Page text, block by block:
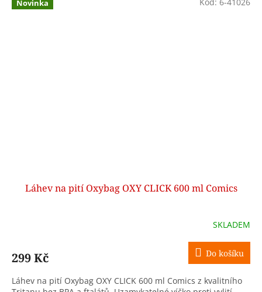
Novinka
Láhev na pití Oxybag OXY CLICK 600 ml Comics
SKLADEM
299 Kč Do košíku
Láhev na pití Oxybag OXY CLICK 600 ml Comics z kvalitního